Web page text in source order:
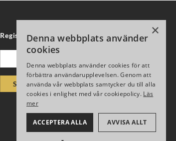
Registrera för vårt nyhetsbrev
Skicka
×
Denna webbplats använder
cookies
Denna webbplats använder cookies för att
förbättra användarupplevelsen. Genom att
använda vår webbplats samtycker du till alla
cookies i enlighet med vår cookiepolicy. Läs
mer
ACCEPTERA ALLA AVVISA ALLT